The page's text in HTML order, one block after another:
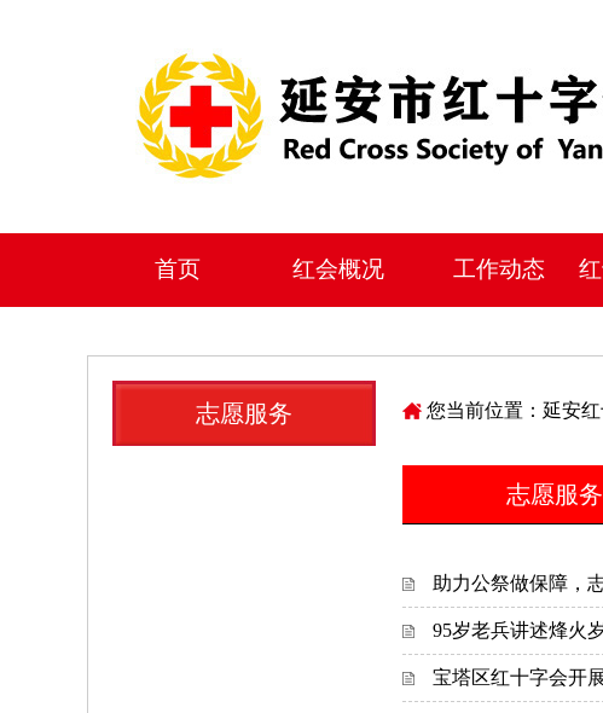
首页 红会概况 工作动态
志愿服务 您当前位置： 延安
志愿服务
助力公祭做保障，
95岁老兵讲述烽火
宝塔区红十字会开